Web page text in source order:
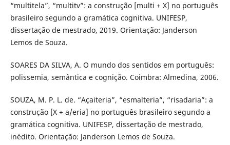
“multitela”, “multitv”: a construção [multi + X] no português
brasileiro segundo a gramática cognitiva. UNIFESP,
dissertação de mestrado, 2019. Orientação: Janderson
Lemos de Souza.
SOARES DA SILVA, A. O mundo dos sentidos em português:
polissemia, semântica e cognição. Coimbra: Almedina, 2006.
SOUZA, M. P. L. de. “Açaiteria”, “esmalteria”, “risadaria”: a
construção [X + a/eria] no português brasileiro segundo a
gramática cognitiva. UNIFESP, dissertação de mestrado,
inédito. Orientação: Janderson Lemos de Souza.